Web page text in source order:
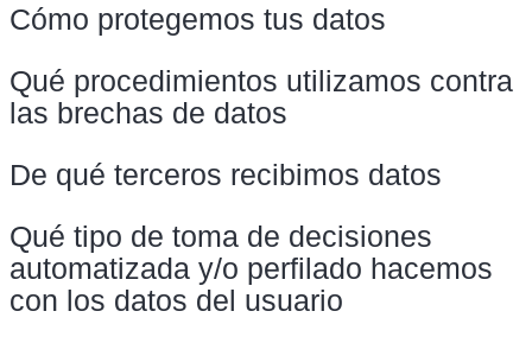
Cómo protegemos tus datos
Qué procedimientos utilizamos contra
las brechas de datos
De qué terceros recibimos datos
Qué tipo de toma de decisiones
automatizada y/o perfilado hacemos
con los datos del usuario